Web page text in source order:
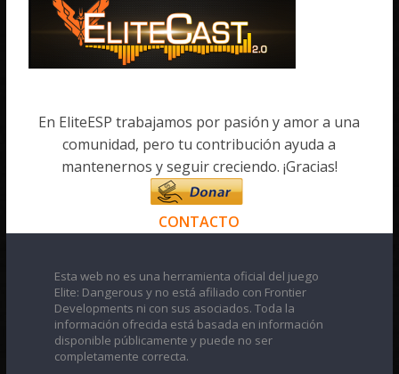
En EliteESP trabajamos por pasión y amor a una
comunidad, pero tu contribución ayuda a
mantenernos y seguir creciendo. ¡Gracias!
CONTACTO
Esta web no es una herramienta oficial del juego
Elite: Dangerous y no está afiliado con Frontier
Developments ni con sus asociados. Toda la
información ofrecida está basada en información
disponible públicamente y puede no ser
completamente correcta.